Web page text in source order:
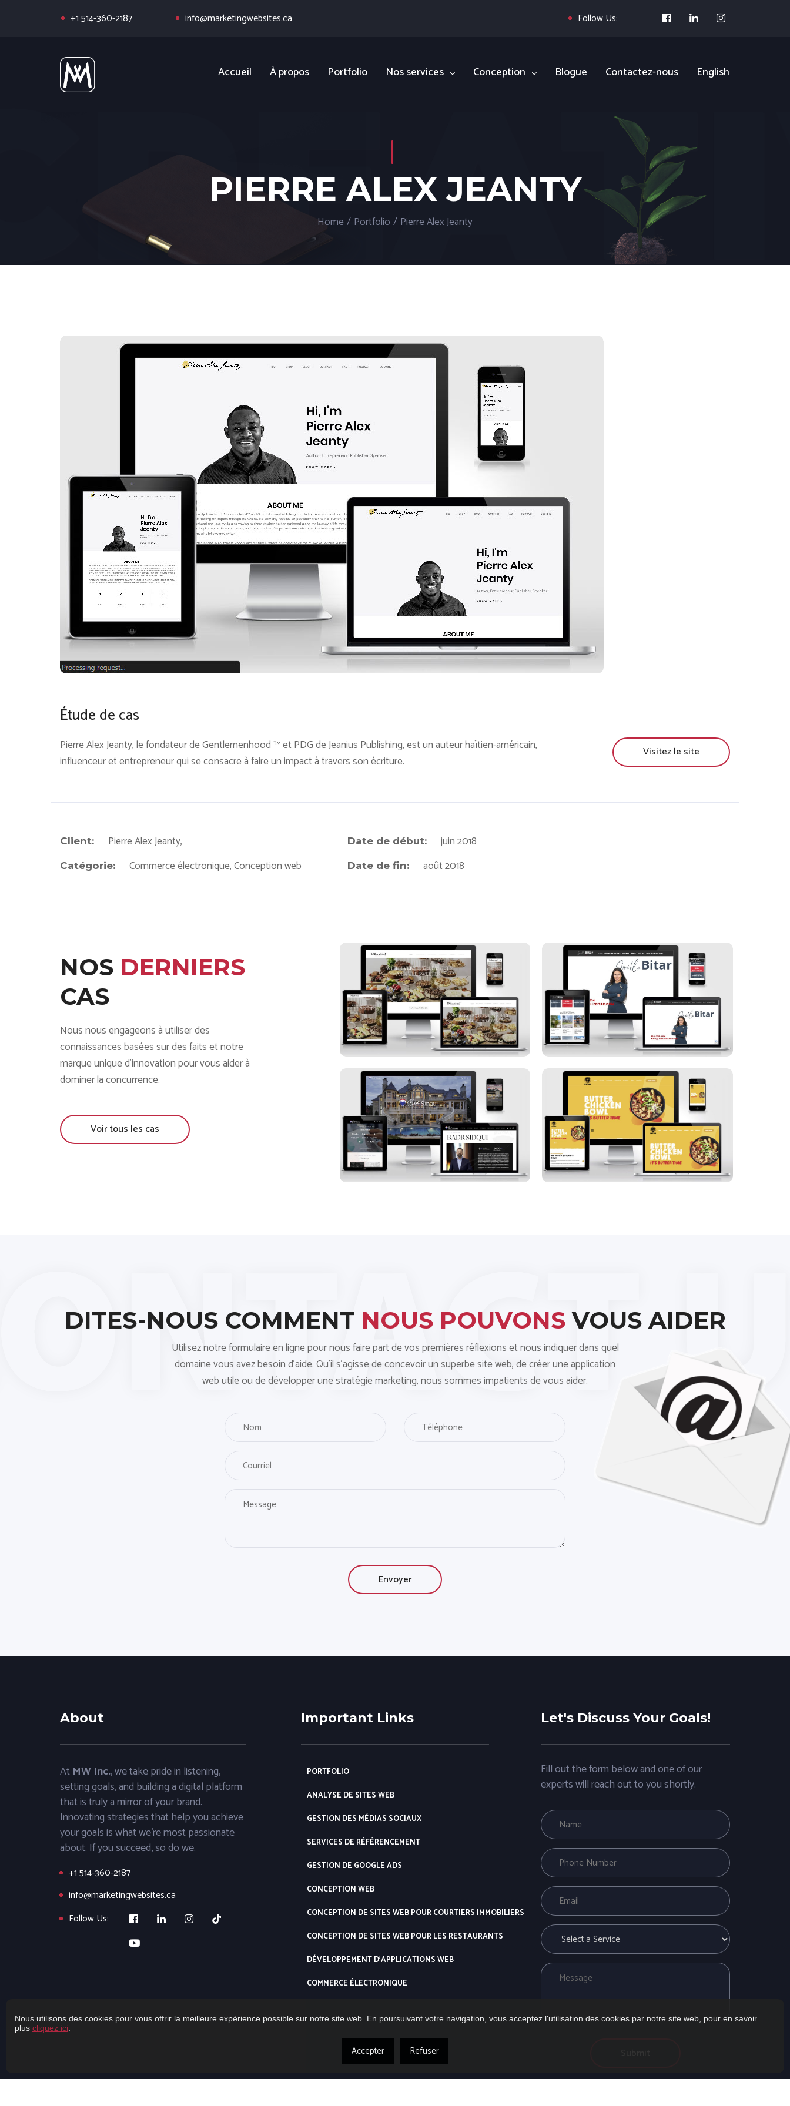
+1 514-360-2187 info@marketingwebsites.ca Follow Us:
Accueil À propos Portfolio Nos services Conception Blogue Contactez-nous English
PIERRE ALEX JEANTY
Home / Portfolio / Pierre Alex Jeanty
Étude de cas
Pierre Alex Jeanty, le fondateur de Gentlemenhood ™ et PDG de Jeanius Publishing, est un auteur haïtien-américain,
influenceur et entrepreneur qui se consacre à faire un impact à travers son écriture.
Visitez le site
Client: Pierre Alex Jeanty,
Catégorie: Commerce électronique, Conception web
Date de début: juin 2018
Date de fin: août 2018
NOS DERNIERS
CAS
Nous nous engageons à utiliser des
connaissances basées sur des faits et notre
marque unique d'innovation pour vous aider à
dominer la concurrence.
Voir tous les cas
Daboom Desserts Joëlle Bitar
Badr Sidqui Spice Bros
DITES-NOUS COMMENT NOUS POUVONSVOUS AIDER
Utilisez notre formulaire en ligne pour nous faire part de vos premières réflexions et nous indiquer dans quel
domaine vous avez besoin d'aide. Qu'il s'agisse de concevoir un superbe site web, de créer une application
web utile ou de développer une stratégie marketing, nous sommes impatients de vous aider.
About
At MW Inc., we take pride in listening,
setting goals, and building a digital platform
that is truly a mirror of your brand.
Innovating strategies that help you achieve
your goals is what we’re most passionate
about. If you succeed, so do we.
+1 514-360-2187
info@marketingwebsites.ca
Follow Us:
Important Links
PORTFOLIO
ANALYSE DE SITES WEB
GESTION DES MÉDIAS SOCIAUX
SERVICES DE RÉFÉRENCEMENT
GESTION DE GOOGLE ADS
CONCEPTION WEB
CONCEPTION DE SITES WEB POUR COURTIERS IMMOBILIERS
CONCEPTION DE SITES WEB POUR LES RESTAURANTS
DÉVELOPPEMENT D’APPLICATIONS WEB
COMMERCE ÉLECTRONIQUE
Let's Discuss Your Goals!
Fill out the form below and one of our
experts will reach out to you shortly.
Nous utilisons des cookies pour vous offrir la meilleure expérience possible sur notre site web. En poursuivant votre navigation, vous acceptez l'utilisation des cookies par notre site web, pour en savoir
plus cliquez ici
Accepter Refuser